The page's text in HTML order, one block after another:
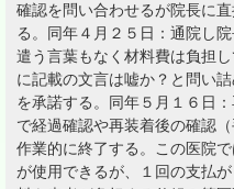
確認を問い合わせるが院長に
る。同年４月２５日：通院し
遣う言葉もなく材料費は負担
に記載の文言は嘘か？と問い
を承諾する。同年５月１６日
で経過確認や再装着後の確認
作業的に終了する。この医院
が使用できるが、１回の支払